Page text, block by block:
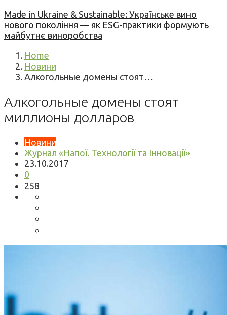
Made in Ukraine & Sustainable: Українське вино
нового покоління — як ESG-практики формують
майбутнє виноробства
Home
Новини
Алкогольные домены стоят…
Алкогольные домены стоят
миллионы долларов
Новини
Журнал «Напої. Технології та Інновації»
23.10.2017
0
258